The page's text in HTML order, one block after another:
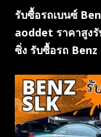
รับซื้อรถเบนซ์
aoddet ราคาสูง
ซิ่ง รับซื้อรถ